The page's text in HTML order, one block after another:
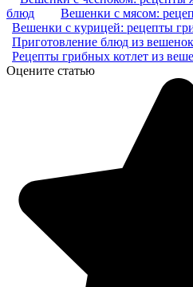
блюд
Вешенки с мясом:
Вешенки с курицей: рецепты
Приготовление блюд из
Рецепты грибных котлет из
Оцените статью